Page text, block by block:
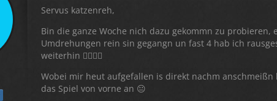
Servus katzenreh,
Bin die ganze Woche nich dazu gekommn zu
Umdrehungen rein sin gegangn un fast 4 hab ich
weiterhin 😵‍💫😵‍💫
Wobei mir heut aufgefallen is direkt nachm
das Spiel von vorne an 😐